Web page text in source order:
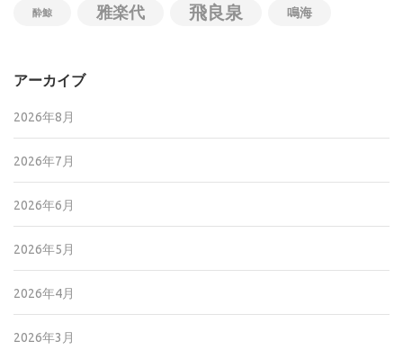
酔鯨 雅楽代 飛良泉 鳴海
アーカイブ
2026年8月
2026年7月
2026年6月
2026年5月
2026年4月
2026年3月